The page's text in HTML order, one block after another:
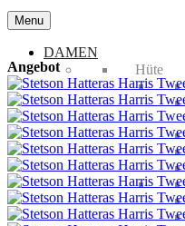
Menu
DAMEN
Hüte
Angebot